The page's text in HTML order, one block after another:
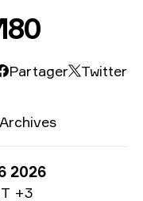
Partager Twitter
Archives
2026
+3